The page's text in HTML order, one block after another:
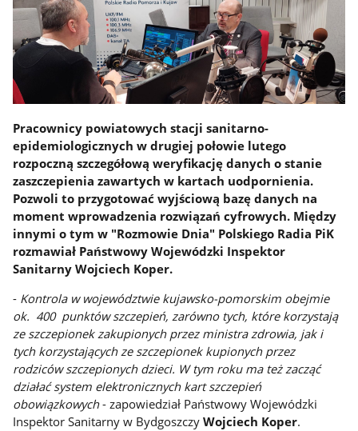
Pracownicy powiatowych stacji sanitarno-
epidemiologicznych w drugiej połowie lutego
rozpoczną szczegółową weryfikację danych o stanie
zaszczepienia zawartych w kartach uodpornienia.
Pozwoli to przygotować wyjściową bazę danych na
moment wprowadzenia rozwiązań cyfrowych. Między
innymi o tym w "Rozmowie Dnia" Polskiego Radia PiK
rozmawiał Państwowy Wojewódzki Inspektor
Sanitarny Wojciech Koper.
- Kontrola w województwie kujawsko-pomorskim obejmie
ok. 400 punktów szczepień, zarówno tych, które korzystają
ze szczepionek zakupionych przez ministra zdrowia, jak i
tych korzystających ze szczepionek kupionych przez
rodziców szczepionych dzieci. W tym roku ma też zacząć
działać system elektronicznych kart szczepień
obowiązkowych- zapowiedział Państwowy Wojewódzki
Inspektor Sanitarny w BydgoszczyWojciech Koper.